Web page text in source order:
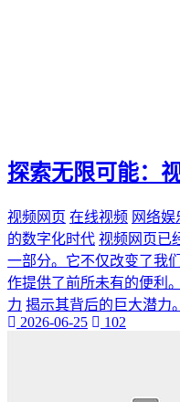
探索无限可能：
视频网页 在线视频 网络娱
的数字化时代 视频网页已
一部分。它不仅改变了我
作提供了前所未有的便利
力 揭示其背后的巨大潜力。
2026-06-25
102